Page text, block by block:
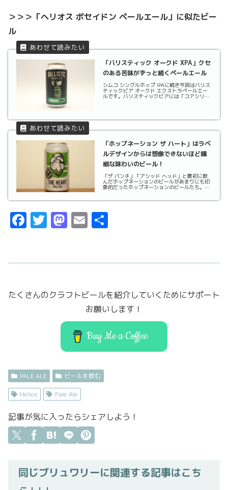
＞＞＞「ヘリオス ポセイドン ペールエール」に似たビー
ル
「バリスティック オークド XPA」クセ
のある苦味がずっと続くペールエール
シムコ シングルホップ IPAに続き今回はバリス
ティックビア オークド エクストラペールエー
ルです。バリスティックビアには「コアシリー
「ホップネーション ザ ハート」はラベ
ルデザインからは想像できないほど繊
細な味わいのビール！
「ザ パンチ」「アシッド ヘッド」と最初に飲
んだホップネーションのビールがあまりにも印
象的だったホップネーションのビールたち。そ
F
e
b
o
T
t
er
M
o
o
n
E
l
たくさんのクラフトビールを紹介していくためにサポート
お願いします！
Buy Me a Coffee
PALE ALE ビールを飲む
Helios Pale Ale
記事が気に入ったらシェアしよう！
同じブリュワリーに関連する記事はこち